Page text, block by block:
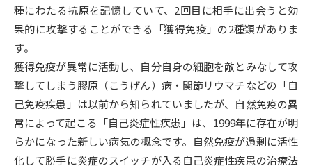
オープンキャンパスなどを調べる
オープンキャンパス検索 実施プログラムから探す
来場型・Web型イベント特集 夢ナビライブ
受験準備 資料検索
種にわたる抗原を記憶していて、2回目に相手に出会うと効
果的に攻撃することができる「獲得免疫」の2種類がありま
す。
獲得免疫が異常に活動し、自分自身の細胞を敵とみなして攻
撃してしまう膠原（こうげん）病・関節リウマチなどの「自
己免疫疾患」は以前から知られていましたが、自然免疫の異
常によって起こる「自己炎症性疾患」は、1999年に存在が明
らかになった新しい病気の概念です。自然免疫が過剰に活性
化して勝手に炎症のスイッチが入る自己炎症性疾患の治療法